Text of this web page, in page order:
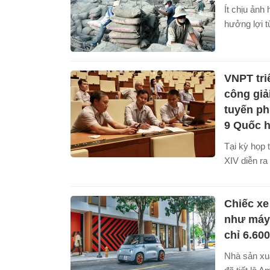
năm 2019
Ít chịu ảnh
hưởng lợi
mạnh
VNPT
công
tuyến
9 Quốc
Tại kỳ họp
XIV diễn
phối hợp
Văn phòng
nối đường
Chiếc
như
chỉ
Nhà sản